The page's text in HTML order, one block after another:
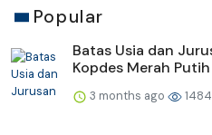
Popular
Batas Usia dan
Kopdes Merah Putih
3 months ago